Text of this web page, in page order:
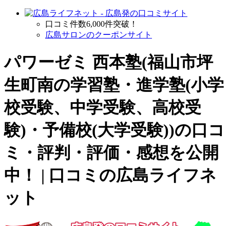
口コミ件数6,000件突破！
広島サロンのクーポンサイト
パワーゼミ 西本塾(福山市坪
生町南の学習塾・進学塾(小学
校受験、中学受験、高校受
験)・予備校(大学受験))の口コ
ミ・評判・評価・感想を公開
中！ | 口コミの広島ライフネ
ット